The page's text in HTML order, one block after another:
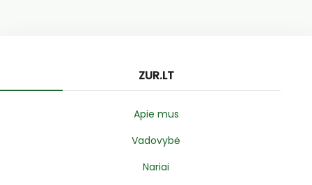
ZUR.LT
Apie mus
Vadovybė
Nariai